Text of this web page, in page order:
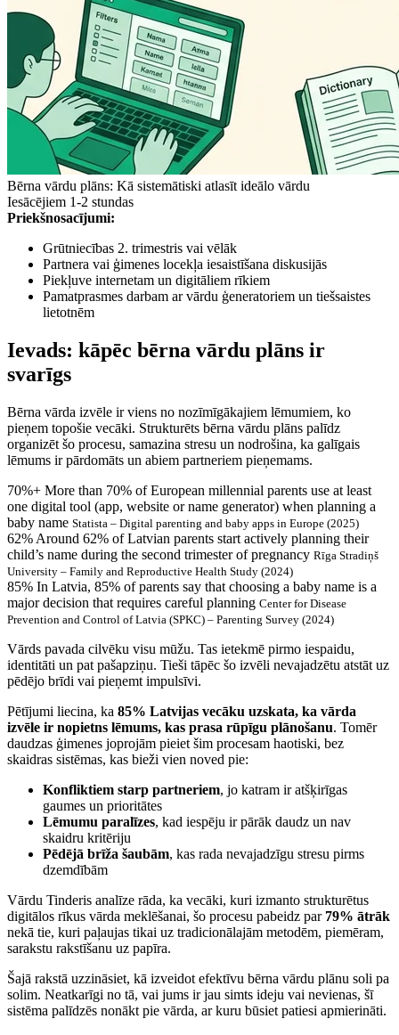
Bērna vārdu plāns: Kā sistemātiski atlasīt ideālo vārdu
Iesācējiem 1-2 stundas
Priekšnosacījumi:
Grūtniecības 2. trimestris vai vēlāk
Partnera vai ģimenes locekļa iesaistīšana diskusijās
Piekļuve internetam un digitāliem rīkiem
Pamatprasmes darbam ar vārdu ģeneratoriem un tiešsaistes
lietotnēm
Ievads: kāpēc bērna vārdu plāns ir
svarīgs
Bērna vārda izvēle ir viens no nozīmīgākajiem lēmumiem, ko
pieņem topošie vecāki. Strukturēts bērna vārdu plāns palīdz
organizēt šo procesu, samazina stresu un nodrošina, ka galīgais
lēmums ir pārdomāts un abiem partneriem pieņemams.
70%+ More than 70% of European millennial parents use at least
one digital tool (app, website or name generator) when planning a
baby name Statista – Digital parenting and baby apps in Europe (2025)
62% Around 62% of Latvian parents start actively planning their
child’s name during the second trimester of pregnancy Rīga Stradiņš
University – Family and Reproductive Health Study (2024)
85% In Latvia, 85% of parents say that choosing a baby name is a
major decision that requires careful planning Center for Disease
Prevention and Control of Latvia (SPKC) – Parenting Survey (2024)
Vārds pavada cilvēku visu mūžu. Tas ietekmē pirmo iespaidu,
identitāti un pat pašapziņu. Tieši tāpēc šo izvēli nevajadzētu atstāt uz
pēdējo brīdi vai pieņemt impulsīvi.
Pētījumi liecina, ka 85% Latvijas vecāku uzskata, ka vārda
izvēle ir nopietns lēmums, kas prasa rūpīgu plānošanu. Tomēr
daudzas ģimenes joprojām pieiet šim procesam haotiski, bez
skaidras sistēmas, kas bieži vien noved pie:
Konfliktiem starp partneriem, jo katram ir atšķirīgas
gaumes un prioritātes
Lēmumu paralīzes, kad iespēju ir pārāk daudz un nav
skaidru kritēriju
Pēdējā brīža šaubām, kas rada nevajadzīgu stresu pirms
dzemdībām
Vārdu Tinderis analīze rāda, ka vecāki, kuri izmanto strukturētus
digitālos rīkus vārda meklēšanai, šo procesu pabeidz par 79% ātrāk
nekā tie, kuri paļaujas tikai uz tradicionālajām metodēm, piemēram,
sarakstu rakstīšanu uz papīra.
Šajā rakstā uzzināsiet, kā izveidot efektīvu bērna vārdu plānu soli pa
solim. Neatkarīgi no tā, vai jums ir jau simts ideju vai nevienas, šī
sistēma palīdzēs nonākt pie vārda, ar kuru būsiet patiesi apmierināti.